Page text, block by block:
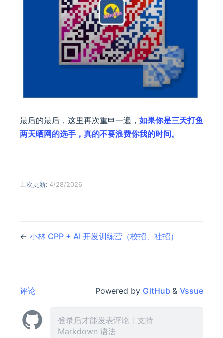
最后的最后，这里再次重申一遍， 如果你是三天打鱼
两天晒网的选手，真的不要浪费你我的时间。
上次更新: 4/28/2026
← 小林 CPP + AI 开发训练营（校招、社招）
评论 Powered by GitHub & Vssue